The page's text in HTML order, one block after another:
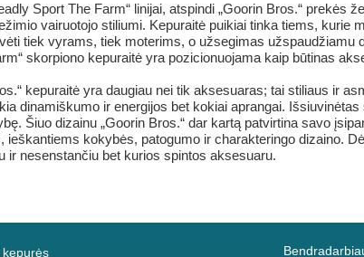
Sport The Farm“ linijai, atspindi „Goorin Bros.“
vairuotojo stiliumi. Kepuraitė puikiai tinka tiems, kurie
tiek vyrams, tiek moterims, o užsegimas
skorpiono kepuraitė yra pozicionuojama kaip būtinas
kepuraitė yra daugiau nei tik aksesuaras; tai stiliaus ir
dinamiškumo ir energijos bet kokiai aprangai.
Šiuo dizainu „Goorin Bros.“ dar kartą patvirtina savo
ieškantiems kokybės, patogumo ir charakteringo dizaino.
ir nesenstančiu bet kurios spintos aksesuaru.
kepurės